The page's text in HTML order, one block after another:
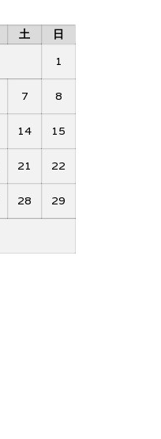
土
日
1
7 8
14 15
21 22
28 29